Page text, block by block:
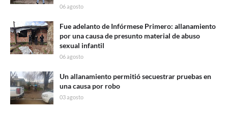
06 agosto
Fue adelanto de Infórmese Primero: allanamiento
por una causa de presunto material de abuso
sexual infantil
06 agosto
Un allanamiento permitió secuestrar pruebas en
una causa por robo
03 agosto